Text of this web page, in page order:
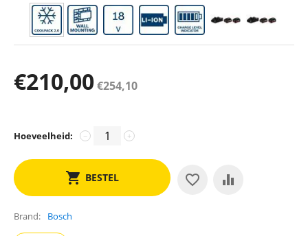
€210,00€254,10
Hoeveelheid: +
−
BESTEL
Brand Bosch